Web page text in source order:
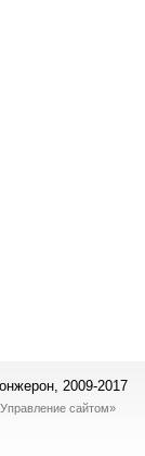
2009-2017
сайтом»